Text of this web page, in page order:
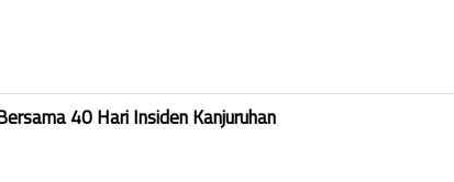
40 Hari Insiden Kanjuruhan